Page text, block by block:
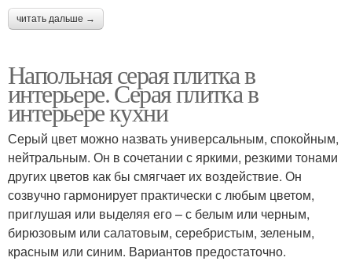
читать дальше →
Напольная серая плитка в
интерьере. Серая плитка в
интерьере кухни
Серый цвет можно назвать универсальным, спокойным,
нейтральным. Он в сочетании с яркими, резкими тонами
других цветов как бы смягчает их воздействие. Он
созвучно гармонирует практически с любым цветом,
приглушая или выделяя его – с белым или черным,
бирюзовым или салатовым, серебристым, зеленым,
красным или синим. Вариантов предостаточно.